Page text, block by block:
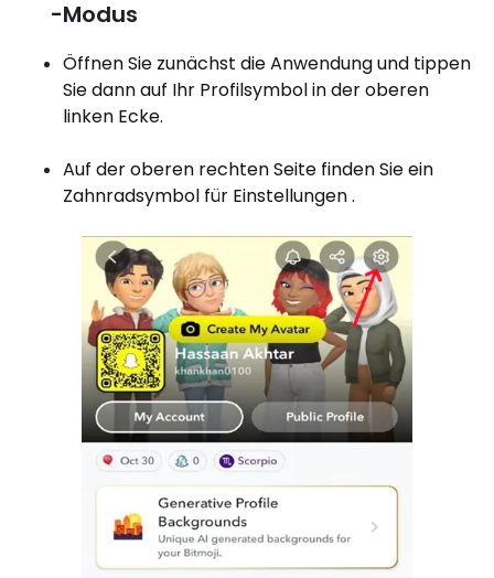
-Modus
Öffnen Sie zunächst die Anwendung und tippen
Sie dann auf Ihr Profilsymbol in der oberen
linken Ecke.
Auf der oberen rechten Seite finden Sie ein
Zahnradsymbol für Einstellungen .